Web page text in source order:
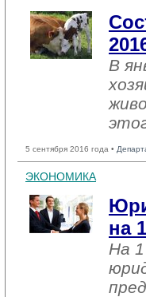
В
5 сентября 2016 года •
ЭКОНОМИКА
на
На